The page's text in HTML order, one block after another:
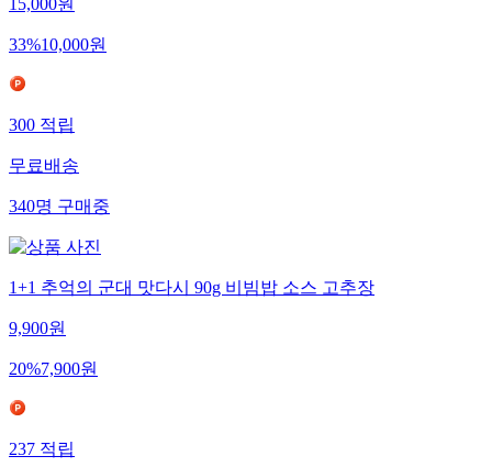
15,000원
33%10,000원
300적립
무료배송
340명구매중
1+1 추억의 군대 맛다시 90g 비빔밥 소스 고추장
9,900원
20%7,900원
237적립